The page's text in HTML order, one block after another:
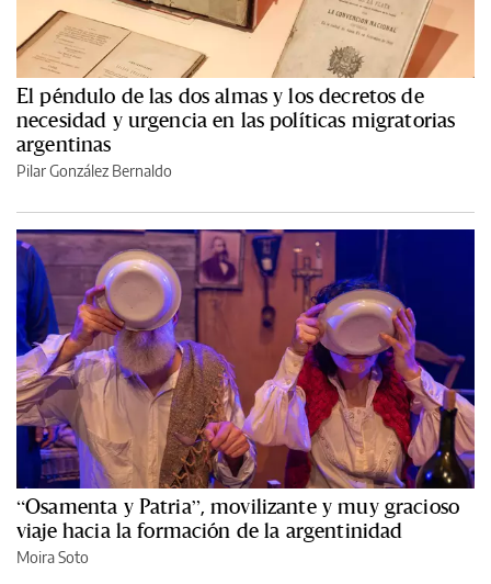
El péndulo de las dos almas y los decretos de
necesidad y urgencia en las políticas migratorias
argentinas
Pilar González Bernaldo
“Osamenta y Patria”, movilizante y muy gracioso
viaje hacia la formación de la argentinidad
Moira Soto